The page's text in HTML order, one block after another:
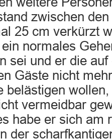
zwischen
25 cm verkürzt
normales
sei und er die auf
Gäste nicht
belästigen
vermeidbar
habe er sich am
der